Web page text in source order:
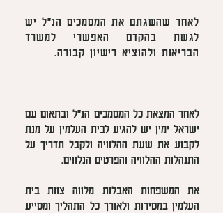
לאחר שהשגתם את המסמכים הנ"ל יש
לגשת בהקדם האפשרי למשרד
הבריאות ולהוציא רישיון קבורה.
לאחר המצאת כל המסמכים הנ"ל ובתאום עם
ישראל ימין יש להגיע לבית העלמין על מנת
לקבוע את שעת ההלוויה ולקבל תדריך על
התנהלות ההלוויה והפרטים הנלווים.
את המשפחות האבלות מלווה צוות בית
העלמין במסירות ולאורך כל התהליך ומסייע